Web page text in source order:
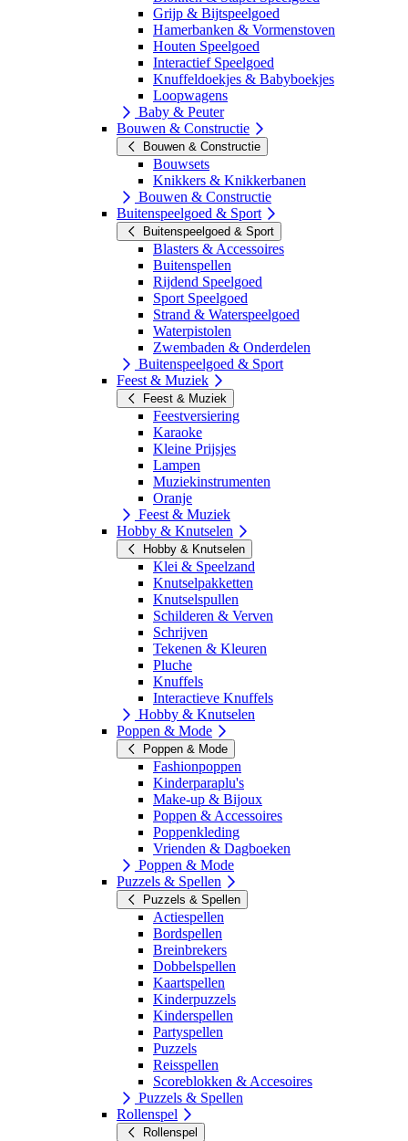
Grijp & Bijtspeelgoed
Hamerbanken & Vormenstoven
Houten Speelgoed
Interactief Speelgoed
Knuffeldoekjes & Babyboekjes
Loopwagens
Baby & Peuter
Bouwen & Constructie
Bouwen & Constructie
Bouwsets
Knikkers & Knikkerbanen
Bouwen & Constructie
Buitenspeelgoed & Sport
Buitenspeelgoed & Sport
Blasters & Accessoires
Buitenspellen
Rijdend Speelgoed
Sport Speelgoed
Strand & Waterspeelgoed
Waterpistolen
Zwembaden & Onderdelen
Buitenspeelgoed & Sport
Feest & Muziek
Feest & Muziek
Feestversiering
Karaoke
Kleine Prijsjes
Lampen
Muziekinstrumenten
Oranje
Feest & Muziek
Hobby & Knutselen
Hobby & Knutselen
Klei & Speelzand
Knutselpakketten
Knutselspullen
Schilderen & Verven
Schrijven
Tekenen & Kleuren
Pluche
Knuffels
Interactieve Knuffels
Hobby & Knutselen
Poppen & Mode
Poppen & Mode
Fashionpoppen
Kinderparaplu's
Make-up & Bijoux
Poppen & Accessoires
Poppenkleding
Vrienden & Dagboeken
Poppen & Mode
Puzzels & Spellen
Puzzels & Spellen
Actiespellen
Bordspellen
Breinbrekers
Dobbelspellen
Kaartspellen
Kinderpuzzels
Kinderspellen
Partyspellen
Puzzels
Reisspellen
Scoreblokken & Accesoires
Puzzels & Spellen
Rollenspel
Rollenspel